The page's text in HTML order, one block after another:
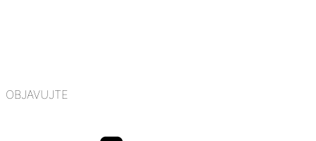
OBJAVUJTE